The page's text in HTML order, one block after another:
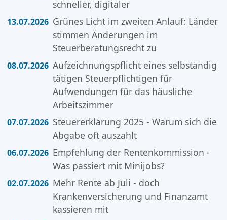
schneller, digitaler
13.07.2026 Grünes Licht im zweiten Anlauf: Länder
stimmen Änderungen im
Steuerberatungsrecht zu
08.07.2026 Aufzeichnungspflicht eines selbständig
tätigen Steuerpflichtigen für
Aufwendungen für das häusliche
Arbeitszimmer
07.07.2026 Steuererklärung 2025 - Warum sich die
Abgabe oft auszahlt
06.07.2026 Empfehlung der Rentenkommission -
Was passiert mit Minijobs?
02.07.2026 Mehr Rente ab Juli - doch
Krankenversicherung und Finanzamt
kassieren mit